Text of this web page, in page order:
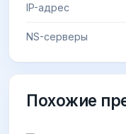
IP-адрес
NS-серверы
Похожие